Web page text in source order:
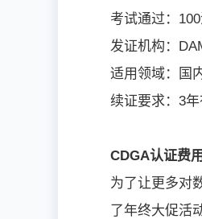
考试通过：
发证机构：
适用领域：国
续证要求：3
CDGA认证费
为了让更多对
了年终大促活